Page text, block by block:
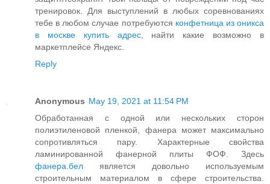
тренировок. Для выступлений в любых соревнованиях
тебе в любом случае потребуются конфетница из оникса
в москве купить адрес, найти какие возможно в
маркетплейсе Яндекс.
Reply
Anonymous May 19, 2021 at 11:54 PM
Обработанная с одной или нескольких сторон
полиэтиленовой пленкой, фанера может максимально
сопротивляться пару. Характерные свойства
ламинированной фанерной плиты ФОФ. Здесь
фанера.бел является довольно используемым
строительным материалом в сфере строительства.